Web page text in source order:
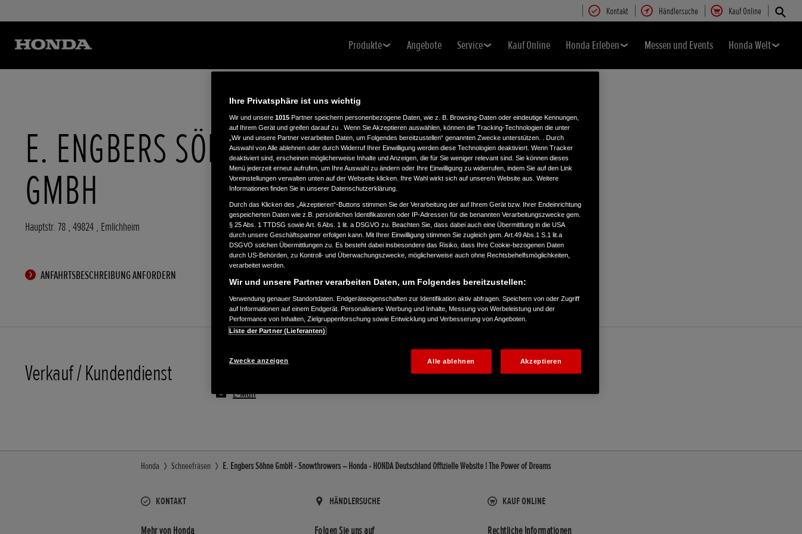
Kontakt Händlersuche Kauf Online
Produkte Angebote Service Kauf Online Honda Erleben Messen und Events Honda Welt
E. ENGBERS SÖHNE
GMBH
Hauptstr. 78 , 49824 , Emlichheim
ANFAHRTSBESCHREIBUNG ANFORDERN
Verkauf / Kundendienst
E-Mail
Honda Schneefräsen E. Engbers Söhne GmbH - Snowthrowers – Honda - HONDA Deutschland Offizielle Website | The Power of Dreams
KONTAKT HÄNDLERSUCHE KAUF ONLINE
Mehr von Honda Folgen Sie uns auf Rechtliche Informationen
Ihre Privatsphäre ist uns wichtig
Wir und unsere 1015 Partner speichern personenbezogene Daten, wie z. B. Browsing-Daten oder eindeutige Kennungen,
auf Ihrem Gerät und greifen darauf zu . Wenn Sie Akzeptieren auswählen, können die Tracking-Technologien die unter
„Wir und unsere Partner verarbeiten Daten, um Folgendes bereitzustellen“ genannten Zwecke unterstützen. . Durch
Auswahl von Alle ablehnen oder durch Widerruf Ihrer Einwilligung werden diese Technologien deaktiviert. Wenn Tracker
deaktiviert sind, erscheinen möglicherweise Inhalte und Anzeigen, die für Sie weniger relevant sind. Sie können dieses
Menü jederzeit erneut aufrufen, um Ihre Auswahl zu ändern oder Ihre Einwilligung zu widerrufen, indem Sie auf den Link
Voreinstellungen verwalten unten auf der Webseite klicken. Ihre Wahl wirkt sich auf unsere/n Website aus. Weitere
Informationen finden Sie in unserer Datenschutzerklärung.
Durch das Klicken des „Akzeptieren“-Buttons stimmen Sie der Verarbeitung der auf Ihrem Gerät bzw. Ihrer Endeinrichtung
gespeicherten Daten wie z.B. persönlichen Identifikatoren oder IP-Adressen für die benannten Verarbeitungszwecke gem.
§ 25 Abs. 1 TTDSG sowie Art. 6 Abs. 1 lit. a DSGVO zu. Beachten Sie, dass dabei auch eine Übermittlung in die USA
durch unsere Geschäftspartner erfolgen kann. Mit Ihrer Einwilligung stimmen Sie zugleich gem. Art.49 Abs.1 S.1 lit.a
DSGVO solchen Übermittlungen zu. Es besteht dabei insbesondere das Risiko, dass Ihre Cookie-bezogenen Daten
durch US-Behörden, zu Kontroll- und Überwachungszwecke, möglicherweise auch ohne Rechtsbehelfsmöglichkeiten,
verarbeitet werden.
Wir und unsere Partner verarbeiten Daten, um Folgendes bereitzustellen:
Verwendung genauer Standortdaten. Endgeräteeigenschaften zur Identifikation aktiv abfragen. Speichern von oder Zugriff
auf Informationen auf einem Endgerät. Personalisierte Werbung und Inhalte, Messung von Werbeleistung und der
Performance von Inhalten, Zielgruppenforschung sowie Entwicklung und Verbesserung von Angeboten.
Liste der Partner (Lieferanten)
Zwecke anzeigen Alle ablehnen Akzeptieren